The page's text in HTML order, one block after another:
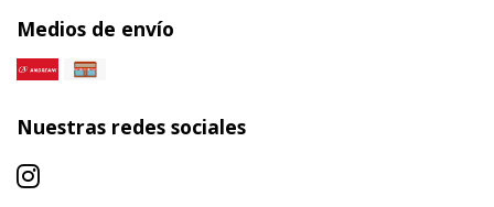
Medios de envío
Nuestras redes sociales